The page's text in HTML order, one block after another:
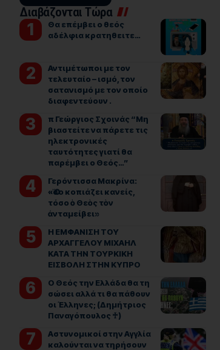
Διαβάζονται Τώρα
Θα επέμβει ο θεός
αδέλφια κρατηθειτε…
Αντιμέτωποι με τον
τελευταίο – ισμό, τον
σατανισμό με τον οποίο
διαφεντεύουν .
π Γεώργιος Σχοινάς “Μη
βιαστείτε να πάρετε τις
ηλεκτρονικές
ταυτότητες γιατί θα
παρέμβει ο Θεός…”
Γερόντισσα Μακρίνα:
«Ὅσο κοπιάζει κανείς,
τόσο ὁ Θεὸς τὸν
ἀνταμείβει»
Η ΕΜΦΑΝΙΣΗ ΤΟΥ
ΑΡΧΑΓΓΕΛΟΥ ΜΙΧΑΗΛ
ΚΑΤΑ ΤΗΝ ΤΟΥΡΚΙΚΗ
ΕΙΣΒΟΛΗ ΣΤΗΝ ΚΥΠΡΟ
Ο Θεός την Ελλάδα θα τη
σώσει αλλά τι θα πάθουν
οι Έλληνες; (Δημήτριος
Παναγόπουλος ♰)
Αστυνομικοί στην Αγγλία
καλούνται να τηρήσουν